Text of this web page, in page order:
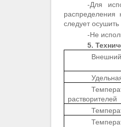
-Для
распределения
следует осушить
-Не
5.
растворителей